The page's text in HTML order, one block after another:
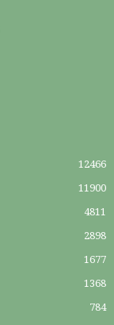
12466
11900
4811
2898
1677
1368
784